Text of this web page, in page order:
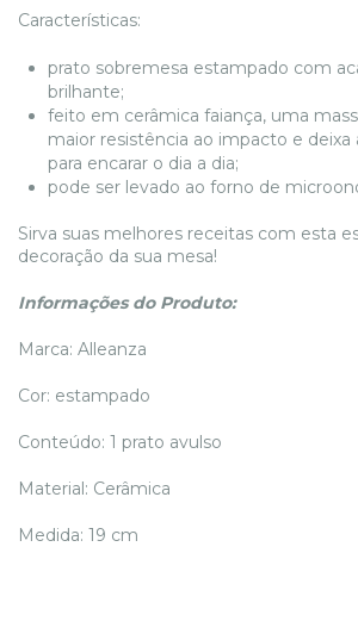
Características:
prato sobremesa estampado com
brilhante;
feito em cerâmica faiança, uma
maior resistência ao impacto e deixa
para encarar o dia a dia;
pode ser levado ao forno de
Sirva suas melhores receitas com esta
decoração da sua mesa!
Informações do Produto:
Marca: Alleanza
Cor: estampado
Conteúdo: 1 prato avulso
Material: Cerâmica
Medida: 19 cm